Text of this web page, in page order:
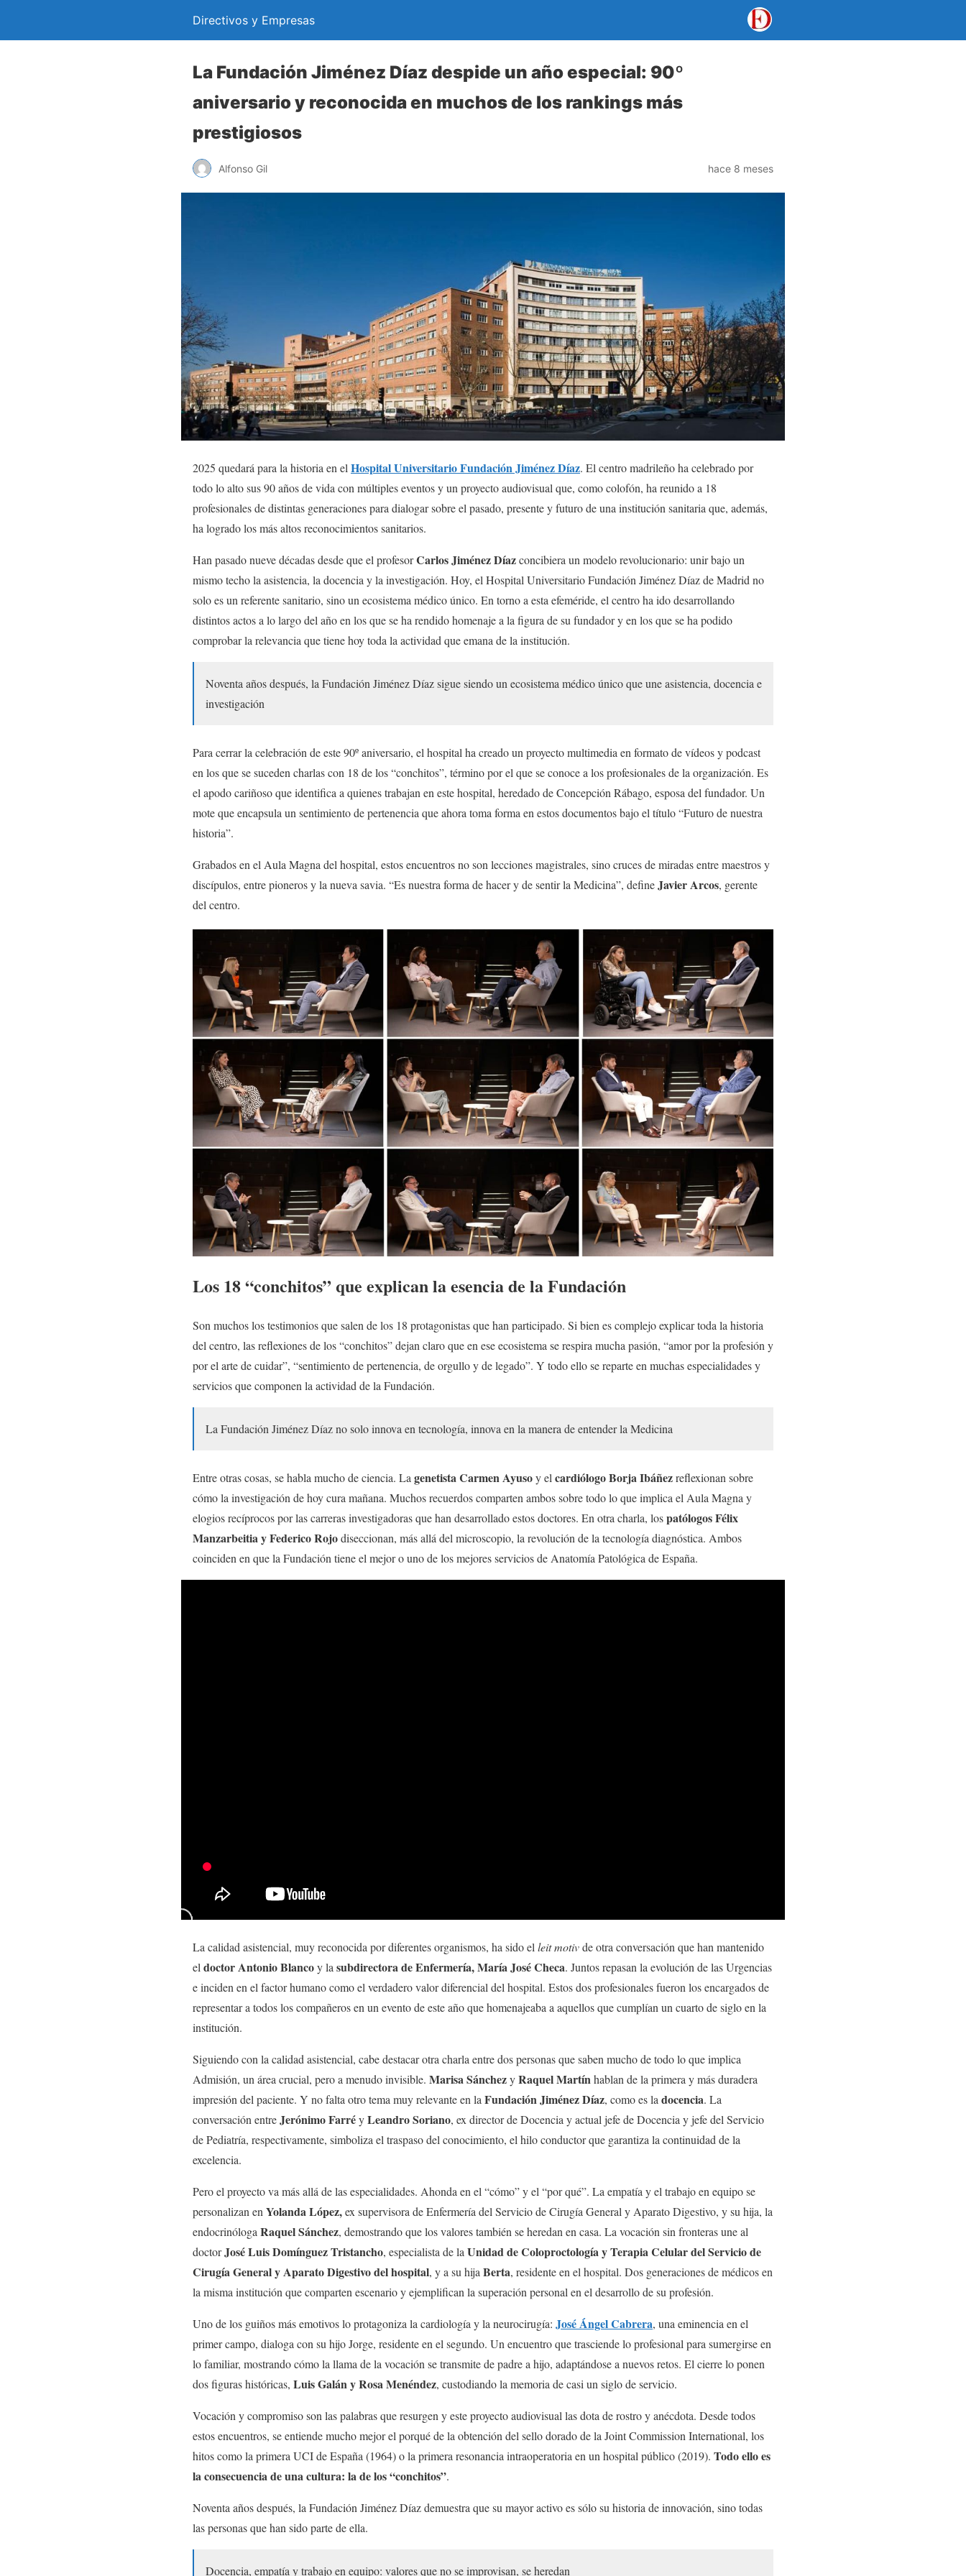
Directivos y Empresas
La Fundación Jiménez Díaz despide un año especial: 90º
aniversario y reconocida en muchos de los rankings más
prestigiosos
Alfonso Gil hace 8 meses
2025 quedará para la historia en elHospital Universitario Fundación Jiménez Díaz. El centro madrileño ha celebrado por
todo lo alto sus 90 años de vida con múltiples eventos y un proyecto audiovisual que, como colofón, ha reunido a 18
profesionales de distintas generaciones para dialogar sobre el pasado, presente y futuro de una institución sanitaria que, además,
ha logrado los más altos reconocimientos sanitarios.
Han pasado nueve décadas desde que el profesorCarlos Jiménez Díazconcibiera un modelo revolucionario: unir bajo un
mismo techo la asistencia, la docencia y la investigación. Hoy, el Hospital Universitario Fundación Jiménez Díaz de Madrid no
solo es un referente sanitario, sino un ecosistema médico único. En torno a esta efeméride, el centro ha ido desarrollando
distintos actos a lo largo del año en los que se ha rendido homenaje a la figura de su fundador y en los que se ha podido
comprobar la relevancia que tiene hoy toda la actividad que emana de la institución.
Noventa años después, la Fundación Jiménez Díaz sigue siendo un ecosistema médico único que une asistencia, docencia e
investigación
Para cerrar la celebración de este 90º aniversario, el hospital ha creado un proyecto multimedia en formato de vídeos y podcast
en los que se suceden charlas con 18 de los “conchitos”, término por el que se conoce a los profesionales de la organización. Es
el apodo cariñoso que identifica a quienes trabajan en este hospital, heredado de Concepción Rábago, esposa del fundador. Un
mote que encapsula un sentimiento de pertenencia que ahora toma forma en estos documentos bajo el título “Futuro de nuestra
historia”.
Grabados en el Aula Magna del hospital, estos encuentros no son lecciones magistrales, sino cruces de miradas entre maestros y
discípulos, entre pioneros y la nueva savia. “Es nuestra forma de hacer y de sentir la Medicina”, defineJavier Arcos, gerente
del centro.
Los 18 “conchitos” que explican la esencia de la Fundación
Son muchos los testimonios que salen de los 18 protagonistas que han participado. Si bien es complejo explicar toda la historia
del centro, las reflexiones de los “conchitos” dejan claro que en ese ecosistema se respira mucha pasión, “amor por la profesión y
por el arte de cuidar”, “sentimiento de pertenencia, de orgullo y de legado”. Y todo ello se reparte en muchas especialidades y
servicios que componen la actividad de la Fundación.
La Fundación Jiménez Díaz no solo innova en tecnología, innova en la manera de entender la Medicina
Entre otras cosas, se habla mucho de ciencia. La genetista Carmen Ayusoy el cardiólogo Borja Ibáñezreflexionan sobre
cómo la investigación de hoy cura mañana. Muchos recuerdos comparten ambos sobre todo lo que implica el Aula Magna y
elogios recíprocos por las carreras investigadoras que han desarrollado estos doctores. En otra charla, lospatólogos Félix
Manzarbeitia y Federico Rojodiseccionan, más allá del microscopio, la revolución de la tecnología diagnóstica. Ambos
coinciden en que la Fundación tiene el mejor o uno de los mejores servicios de Anatomía Patológica de España.
La calidad asistencial, muy reconocida por diferentes organismos, ha sido el leit motivde otra conversación que han mantenido
el doctor Antonio Blancoy la subdirectora de Enfermería, María José Checa. Juntos repasan la evolución de las Urgencias
e inciden en el factor humano como el verdadero valor diferencial del hospital. Estos dos profesionales fueron los encargados de
representar a todos los compañeros en un evento de este año que homenajeaba a aquellos que cumplían un cuarto de siglo en la
institución.
Siguiendo con la calidad asistencial, cabe destacar otra charla entre dos personas que saben mucho de todo lo que implica
Admisión, un área crucial, pero a menudo invisible. Marisa SánchezyRaquel Martínhablan de la primera y más duradera
impresión del paciente. Y no falta otro tema muy relevante en la Fundación Jiménez Díaz, como es la docencia. La
conversación entreJerónimo FarréyLeandro Soriano, ex director de Docencia y actual jefe de Docencia y jefe del Servicio
de Pediatría, respectivamente, simboliza el traspaso del conocimiento, el hilo conductor que garantiza la continuidad de la
excelencia.
Pero el proyecto va más allá de las especialidades. Ahonda en el “cómo” y el “por qué”. La empatía y el trabajo en equipo se
personalizan en Yolanda López,ex supervisora de Enfermería del Servicio de Cirugía General y Aparato Digestivo, y su hija, la
endocrinóloga Raquel Sánchez, demostrando que los valores también se heredan en casa. La vocación sin fronteras une al
doctorJosé Luis Domínguez Tristancho, especialista de la Unidad de Coloproctología y Terapia Celular del Servicio de
CirugíaGeneral y Aparato Digestivo del hospital, y a su hija Berta, residente en el hospital. Dos generaciones de médicos en
la misma institución que comparten escenario y ejemplifican la superación personal en el desarrollo de su profesión.
Uno de los guiños más emotivos lo protagoniza la cardiología y la neurocirugía: José Ángel Cabrera, una eminencia en el
primer campo, dialoga con su hijo Jorge, residente en el segundo. Un encuentro que trasciende lo profesional para sumergirse en
lo familiar, mostrando cómo la llama de la vocación se transmite de padre a hijo, adaptándose a nuevos retos. El cierre lo ponen
dos figuras históricas, Luis Galán y Rosa Menéndez, custodiando la memoria de casi un siglo de servicio.
Vocación y compromiso son las palabras que resurgen y este proyecto audiovisual las dota de rostro y anécdota. Desde todos
estos encuentros, se entiende mucho mejor el porqué de la obtención del sello dorado de la Joint Commission International, los
hitos como la primera UCI de España (1964) o la primera resonancia intraoperatoria en un hospital público (2019). Todo ello es
la consecuencia de una cultura: la de los “conchitos”.
Noventa años después, la Fundación Jiménez Díaz demuestra que su mayor activo es sólo su historia de innovación, sino todas
las personas que han sido parte de ella.
Docencia, empatía y trabajo en equipo: valores que no se improvisan, se heredan